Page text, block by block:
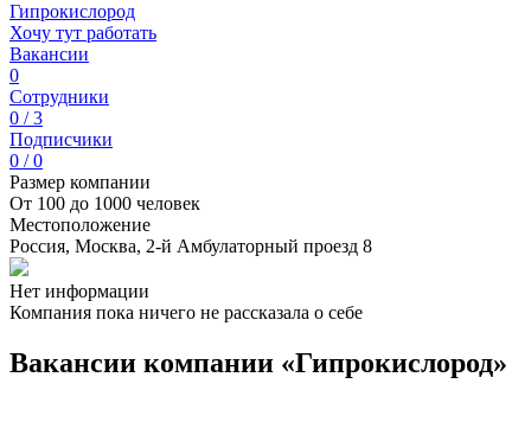
Гипрокислород
Хочу тут работать
Вакансии
0
Сотрудники
0 / 3
Подписчики
0 / 0
Размер компании
От 100 до 1000 человек
Местоположение
Россия, Москва, 2-й Амбулаторный проезд 8
Нет информации
Компания пока ничего не рассказала о себе
Вакансии компании «Гипрокислород»